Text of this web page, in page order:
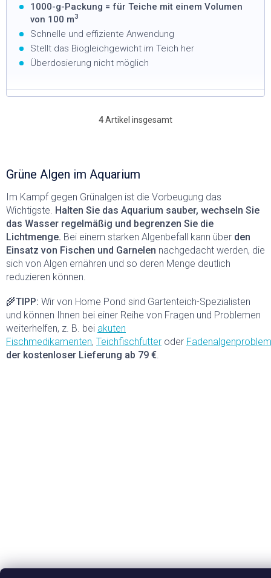
1000-g-Packung = für Teiche mit einem Volumen
von 100 m3
Schnelle und effiziente Anwendung
Stellt das Biogleichgewicht im Teich her
Überdosierung nicht möglich
S
e
r
e
l
e
m
e
n
t
e
r
L
s
t
4Artikel insgesamt
Grüne Algen im Aquarium
Im Kampf gegen Grünalgen ist die Vorbeugung das
Wichtigste. Halten Sie das Aquarium sauber, wechseln Sie
das Wasser regelmäßig und begrenzen Sie die
Lichtmenge. Bei einem starken Algenbefall kann über den
Einsatz von Fischen und Garnelen nachgedacht werden, die
sich von Algen ernähren und so deren Menge deutlich
reduzieren können.
🌾TIPP: Wir von Home Pond sind Gartenteich-Spezialisten
und können Ihnen bei einer Reihe von Fragen und Problemen
weiterhelfen, z. B. bei akuten
Fischmedikamenten, Teichfischfutter oder
der kostenloser Lieferung ab 79 €.